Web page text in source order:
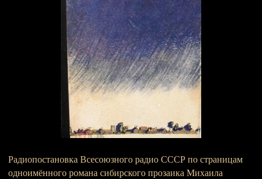
Радиопостановка Всесоюзного радио СССР по страницам
одноимённого романа сибирского прозаика Михаила